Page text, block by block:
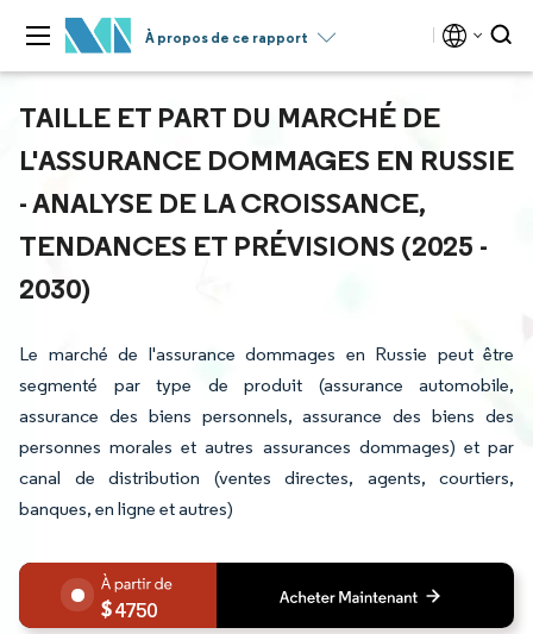
À propos de ce rapport
TAILLE ET PART DU MARCHÉ DE
L'ASSURANCE DOMMAGES EN RUSSIE
- ANALYSE DE LA CROISSANCE,
TENDANCES ET PRÉVISIONS (2025 -
2030)
Le marché de l'assurance dommages en Russie peut être
segmenté par type de produit (assurance automobile,
assurance des biens personnels, assurance des biens des
personnes morales et autres assurances dommages) et par
canal de distribution (ventes directes, agents, courtiers,
banques, en ligne et autres)
4750